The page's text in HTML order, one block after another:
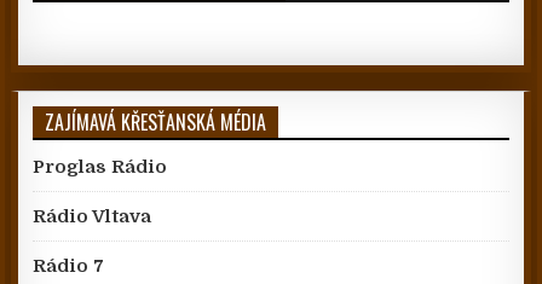
ZAJÍMAVÁ KŘESŤANSKÁ MÉDIA
Proglas Rádio
Rádio Vltava
Rádio 7